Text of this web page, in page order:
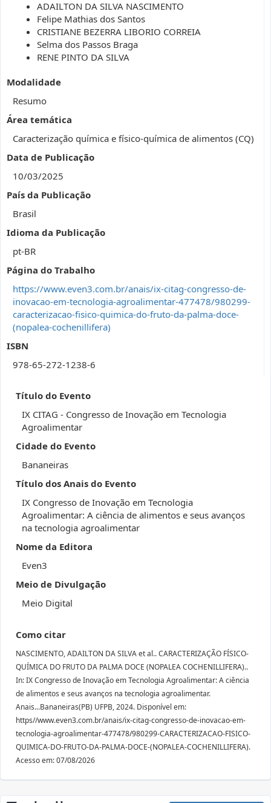
ADAILTON DA SILVA NASCIMENTO
Felipe Mathias dos Santos
CRISTIANE BEZERRA LIBORIO CORREIA
Selma dos Passos Braga
RENE PINTO DA SILVA
Modalidade
Resumo
Área temática
Caracterização química e físico-química de alimentos (CQ)
Data de Publicação
10/03/2025
País da Publicação
Brasil
Idioma da Publicação
pt-BR
Página do Trabalho
https://www.even3.com.br/anais/ix-citag-congresso-de-
inovacao-em-tecnologia-agroalimentar-477478/980299-
caracterizacao-fisico-quimica-do-fruto-da-palma-doce-
(nopalea-cochenillifera)
ISBN
978-65-272-1238-6
Título do Evento
IX CITAG - Congresso de Inovação em Tecnologia
Agroalimentar
Cidade do Evento
Bananeiras
Título dos Anais do Evento
IX Congresso de Inovação em Tecnologia
Agroalimentar: A ciência de alimentos e seus avanços
na tecnologia agroalimentar
Nome da Editora
Even3
Meio de Divulgação
Meio Digital
Como citar
NASCIMENTO, ADAILTON DA SILVA et al.. CARACTERIZAÇÃO FÍSICO-
QUÍMICA DO FRUTO DA PALMA DOCE (NOPALEA COCHENILLIFERA)..
In: IX Congresso de Inovação em Tecnologia Agroalimentar: A ciência
de alimentos e seus avanços na tecnologia agroalimentar.
Anais...Bananeiras(PB) UFPB, 2024. Disponível em:
https//www.even3.com.br/anais/ix-citag-congresso-de-inovacao-em-
tecnologia-agroalimentar-477478/980299-CARACTERIZACAO-FISICO-
QUIMICA-DO-FRUTO-DA-PALMA-DOCE-(NOPALEA-COCHENILLIFERA).
Acesso em: 07/08/2026